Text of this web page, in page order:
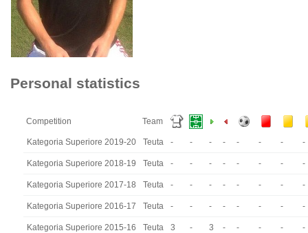
Personal statistics
Competition Team
Kategoria Superiore 2019-20 Teuta - - - - - - - -
Kategoria Superiore 2018-19 Teuta - - - - - - - -
Kategoria Superiore 2017-18 Teuta - - - - - - - -
Kategoria Superiore 2016-17 Teuta - - - - - - - -
Kategoria Superiore 2015-16 Teuta 3 - 3 - - - - -